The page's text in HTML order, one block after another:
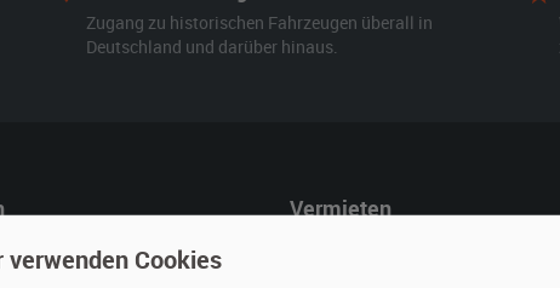
Zugang zu historischen Fahrzeugen überall in
Deutschland und darüber hinaus.
mieten
Vermieten
verwenden Cookies